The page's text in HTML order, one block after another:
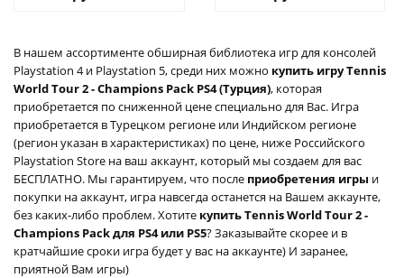
В нашем ассортименте обширная библиотека игр для консолей
Playstation 4 и Playstation 5, среди них можно купить игру Tennis
World Tour 2 - Champions Pack PS4 (Турция), которая
приобретается по сниженной цене специально для Вас. Игра
приобретается в Турецком регионе или Индийском регионе
(регион указан в характеристиках) по цене, ниже Российского
Playstation Store на ваш аккаунт, который мы создаем для вас
БЕСПЛАТНО. Мы гарантируем, что после приобретения игры и
покупки на аккаунт, игра навсегда останется на Вашем аккаунте,
без каких-либо проблем. Хотите купить Tennis World Tour 2 -
Champions Pack для PS4 или PS5? Заказывайте скорее и в
кратчайшие сроки игра будет у вас на аккаунте) И заранее,
приятной Вам игры)